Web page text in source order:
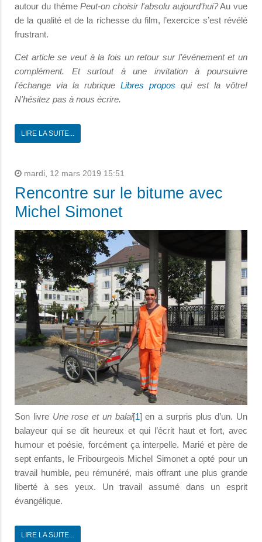
autour du thèmePeut-on choisir l'absolu aujourd'hui?Au vue
de la qualité et de la richesse du film, l’exercice s’est révélé
frustrant.
Cet article se veut à la fois un retour sur l’événement et un
complément. Et surtout à une invitation à poursuivre
l’échange via la rubrique Libres propos qui est la vôtre!
N'hésitez pas à nous écrire.
LIRE LA SUITE...
mardi, 12 mars 2019 15:51
Rencontre sur le bitume avec
Michel Simonet
Son livre Une rose et un balai[1] en a surpris plus d’un. Un
balayeur qui se dit heureux et qui l’écrit haut et fort, avec
humour et poésie, forcément ça interpelle. Marié et père de
sept enfants, le Fribourgeois Michel Simonet a opté pour un
travail humble, peu rémunéré, mais offrant une plus grande
liberté à ses yeux. Un travail assumé dans un esprit
évangélique.
LIRE LA SUITE...